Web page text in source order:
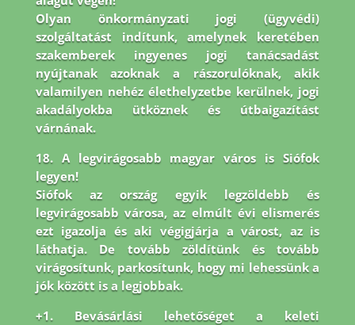
Olyan önkormányzati jogi (ügyvédi)
szolgáltatást indítunk, amelynek keretében
szakemberek ingyenes jogi tanácsadást
nyújtanak azoknak a rászorulóknak, akik
valamilyen nehéz élethelyzetbe kerülnek, jogi
akadályokba ütköznek és útbaigazítást
várnának.
18. A legvirágosabb magyar város is Siófok
legyen!
Siófok az ország egyik legzöldebb és
legvirágosabb városa, az elmúlt évi elismerés
ezt igazolja és aki végigjárja a várost, az is
láthatja. De tovább zöldítünk és tovább
virágosítunk, parkosítunk, hogy mi lehessünk a
jók között is a legjobbak.
+1. Bevásárlási lehetőséget a keleti